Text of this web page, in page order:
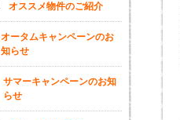
オススメ物件のご紹介
オータムキャンペーンのお
知らせ
サマーキャンペーンのお知
らせ